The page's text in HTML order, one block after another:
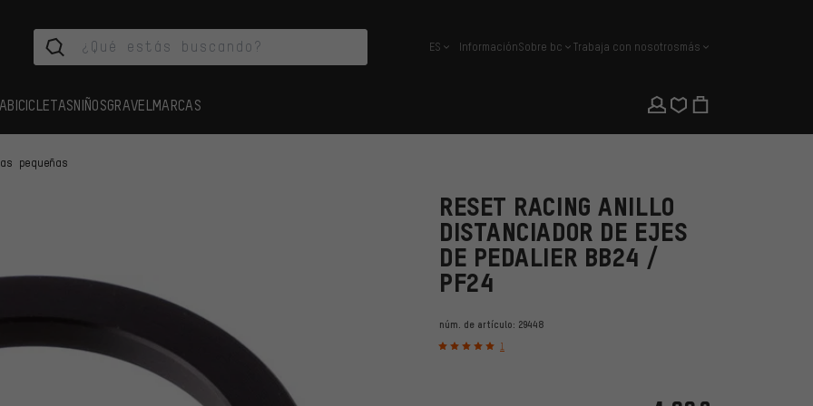
español
ES InformaciónSobre bc Trabaja con nosotrosmás
BICICLETASNIÑOSGRAVEL MARCAS
pequeñas
RESET RACING ANILLO
DISTANCIADOR DE EJES
DE PEDALIER BB24 /
PF24
núm. de artículo: 29448
1